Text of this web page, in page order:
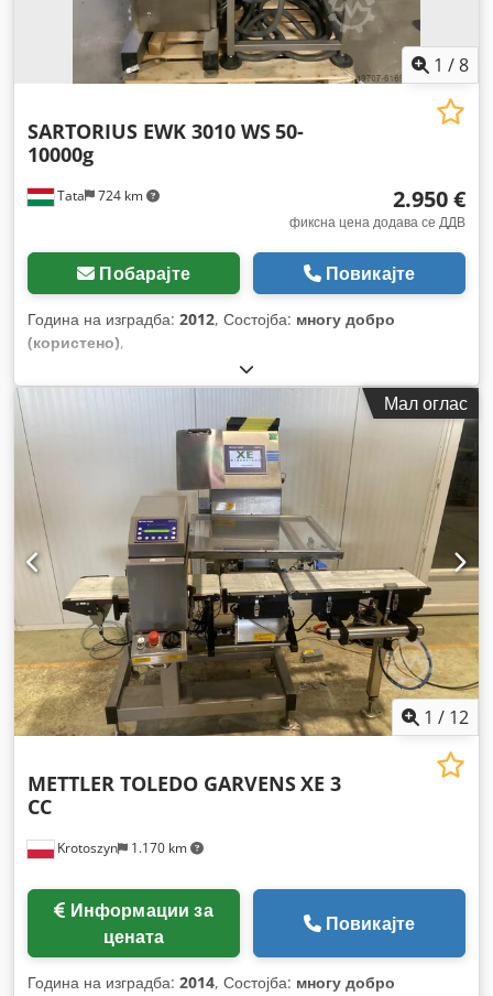
1 /8
Tata 724 km
SARTORIUS EWK 3010 WS50-
10000g
2.950 €
фиксна цена додава се ДДВ
Побарајте Повикајте
Година на изградба: 2012, Состојба: многу добро
(користено),
Мал оглас
1 / 12
Krotoszyn 1.170 km
METTLER TOLEDO GARVENSXE 3
CC
цената
Повикајте
Година на изградба: 2014, Состојба: многу добро